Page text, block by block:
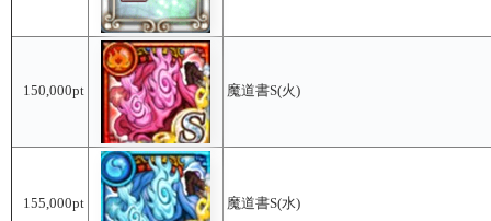
150,000pt 魔道書S(火)
155,000pt 魔道書S(水)